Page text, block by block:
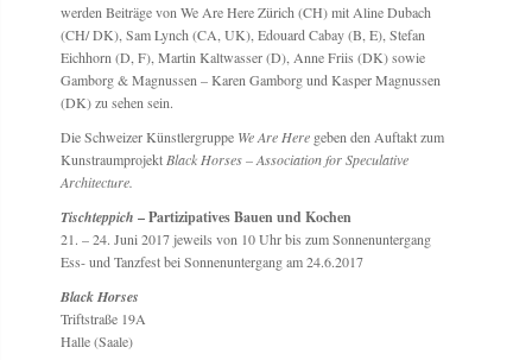
werden Beiträge von We Are Here Zürich (CH) mit Aline Dubach
(CH/ DK), Sam Lynch (CA, UK), Edouard Cabay (B, E), Stefan
Eichhorn (D, F), Martin Kaltwasser (D), Anne Friis (DK) sowie
Gamborg & Magnussen – Karen Gamborg und Kasper Magnussen
(DK) zu sehen sein.
Die Schweizer Künstlergruppe We Are Here geben den Auftakt zum
Kunstraumprojekt Black Horses – Association for Speculative
Architecture.
Tischteppich– Partizipatives Bauen und Kochen
21. – 24. Juni 2017 jeweils von 10 Uhr bis zum Sonnenuntergang
Ess- und Tanzfest bei Sonnenuntergang am 24.6.2017
Black Horses
Triftstraße 19A
Halle (Saale)